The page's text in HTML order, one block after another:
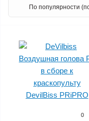
0